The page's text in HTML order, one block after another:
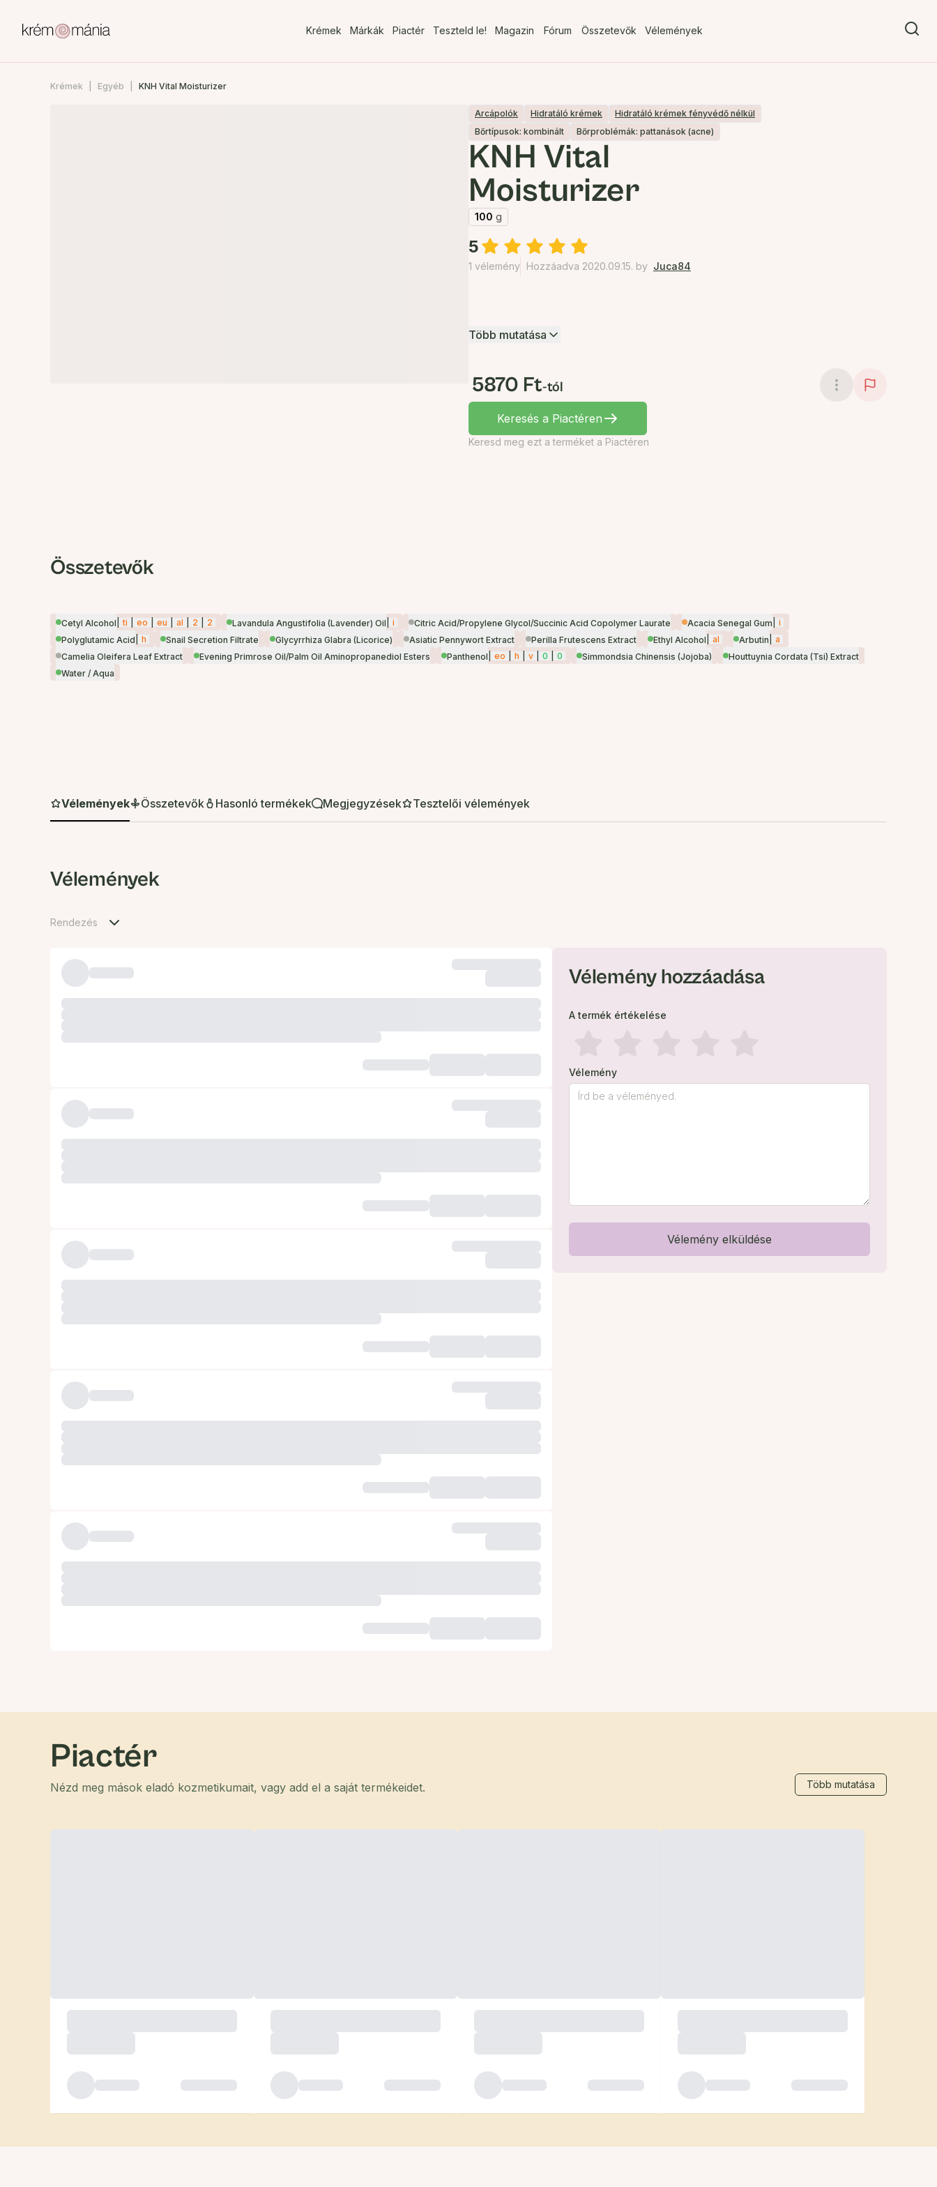
Krémek Márkák Piactér Teszteld le! Magazin Fórum Összetevők Vélemények
Krémek Egyéb KNH Vital Moisturizer
Arcápolók Hidratáló krémek
Hidratáló krémek fényvédő nélkül
Bőrtípusok: kombinált
Bőrproblémák: pattanások (acne)
KNH Vital
Moisturizer
100 g
5
1 vélemény Hozzáadva 2020.09.15. by Juca84
Több mutatása
5870 Ft-tól
Keresés a Piactéren
Keresd meg ezt a terméket a Piactéren
Összetevők
Cetyl Alcohol ti eo eu al 2 2 Lavandula Angustifolia (Lavender) Oil i Citric Acid/Propylene Glycol/Succinic Acid Copolymer Laurate Acacia Senegal Gum
i
Polyglutamic Acid
h Snail Secretion Filtrate Glycyrrhiza Glabra (Licorice) Asiatic Pennywort Extract Perilla Frutescens Extract Ethyl Alcohol al Arbutin
a
Camelia Oleifera Leaf Extract
Evening Primrose Oil/Palm Oil Aminopropanediol Esters Panthenol eo h v 0 0 Simmondsia Chinensis (Jojoba)
Houttuynia Cordata (Tsi) Extract
Water / Aqua
Vélemények Összetevők Hasonló termékek Megjegyzések Tesztelői vélemények
Vélemények
Rendezés
Vélemény hozzáadása
A termék értékelése
Vélemény
Vélemény elküldése
Piactér
Nézd meg mások eladó kozmetikumait, vagy add el a saját termékeidet. Több mutatása